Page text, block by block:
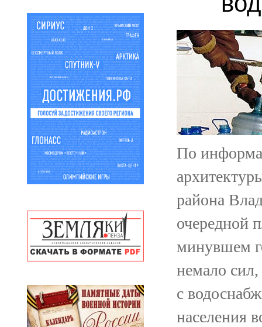
По
района
очередной
минувшем
немало
с
населения